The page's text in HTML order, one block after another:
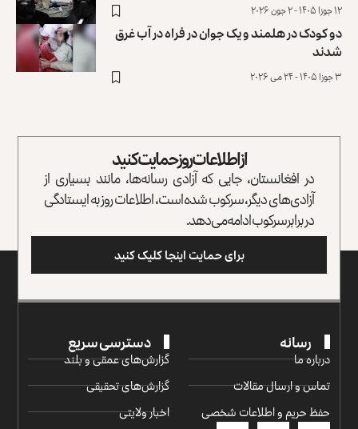
۱۲ جوزا ۱۴۰۵ - ۲ جون ۲۰۲۶
دو کودک در هلمند و یک جوان در فراه در آب غرق
شدند
۳ جوزا ۱۴۰۵ - ۲۴ می ۲۰۲۶
از اطلاعات روز حمایت کنید
در افغانستان، جایی که آزادی رسانه‌ها، مانند بسیاری از
آزادی‌های دیگر، سرکوب شده است، اطلاعات روز به ایستادگی
در برابر سرکوب ادامه می‌دهد.
برای حمایت اینجا کلیک کنید
رسانه
درباره ما
تماس و ارسال مقالات
حفظ حریم و اطلاعات شخصی
دسترسی سریع
گزارش‌‌های عمقی و بلند
گزارش‌های تحقیقی
اخبار ولایتی